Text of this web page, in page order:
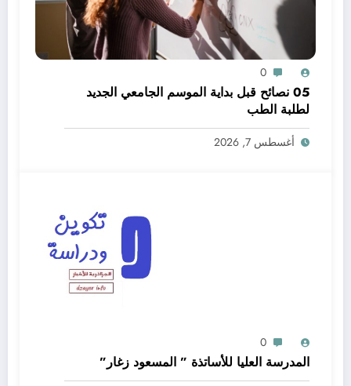
0
05 نصائح قبل بداية الموسم الجامعي الجديد
لطلبة الطب
أغسطس 7, 2026
0
المدرسة العليا للأساتذة ” المسعود زغار”